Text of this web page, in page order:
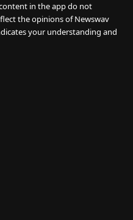
in the app do not
the opinions of Newswav
your understanding and